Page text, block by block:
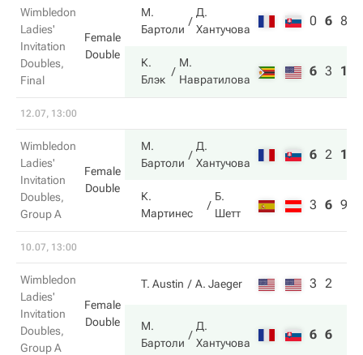
Wimbledon
Ladies'
Invitation
Doubles,
Final
Female
Double
М.
Бартоли
Д.
Хантучова
0 6 8
К.
Блэк
М.
Навратилова
6 3 10
12.07, 13:00
Wimbledon
Ladies'
Invitation
Doubles,
Group A
Female
Double
М.
Бартоли
Д.
Хантучова
6 2 11
К.
Мартинес
Б.
Шетт
3 6 9
10.07, 13:00
Wimbledon
Ladies'
Invitation
Doubles,
Group A
Female
Double
T. Austin A. Jaeger 3 2
М.
Бартоли
Д.
Хантучова
6 6